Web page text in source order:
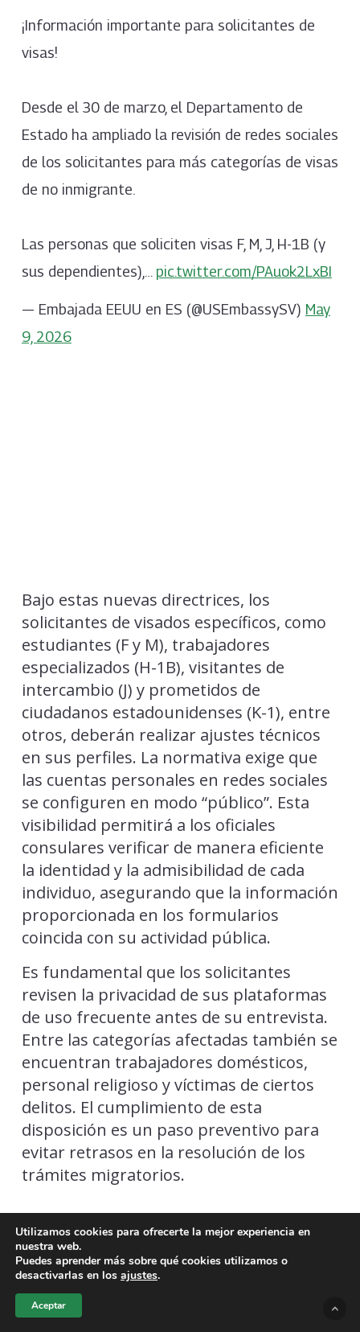
¡Información importante para solicitantes de
visas!
Desde el 30 de marzo, el Departamento de
Estado ha ampliado la revisión de redes sociales
de los solicitantes para más categorías de visas
de no inmigrante.
Las personas que soliciten visas F, M, J, H-1B (y
sus dependientes),… pic.twitter.com/PAuok2LxBI
— Embajada EEUU en ES (@USEmbassySV) May
9, 2026
Bajo estas nuevas directrices, los
solicitantes de visados específicos, como
estudiantes (F y M), trabajadores
especializados (H-1B), visitantes de
intercambio (J) y prometidos de
ciudadanos estadounidenses (K-1), entre
otros, deberán realizar ajustes técnicos
en sus perfiles. La normativa exige que
las cuentas personales en redes sociales
se configuren en modo “público”. Esta
visibilidad permitirá a los oficiales
consulares verificar de manera eficiente
la identidad y la admisibilidad de cada
individuo, asegurando que la información
proporcionada en los formularios
coincida con su actividad pública.
Es fundamental que los solicitantes
revisen la privacidad de sus plataformas
de uso frecuente antes de su entrevista.
Entre las categorías afectadas también se
encuentran trabajadores domésticos,
personal religioso y víctimas de ciertos
delitos. El cumplimiento de esta
disposición es un paso preventivo para
evitar retrasos en la resolución de los
trámites migratorios.
TAGS
Utilizamos cookies para ofrecerte la mejor experiencia en
nuestra web.
Puedes aprender más sobre qué cookies utilizamos o
desactivarlas en los ajustes.
Aceptar